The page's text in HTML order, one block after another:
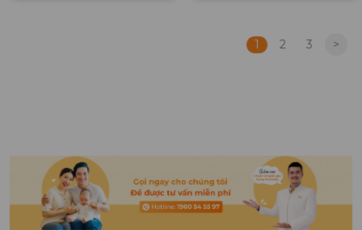
1 2 3 >